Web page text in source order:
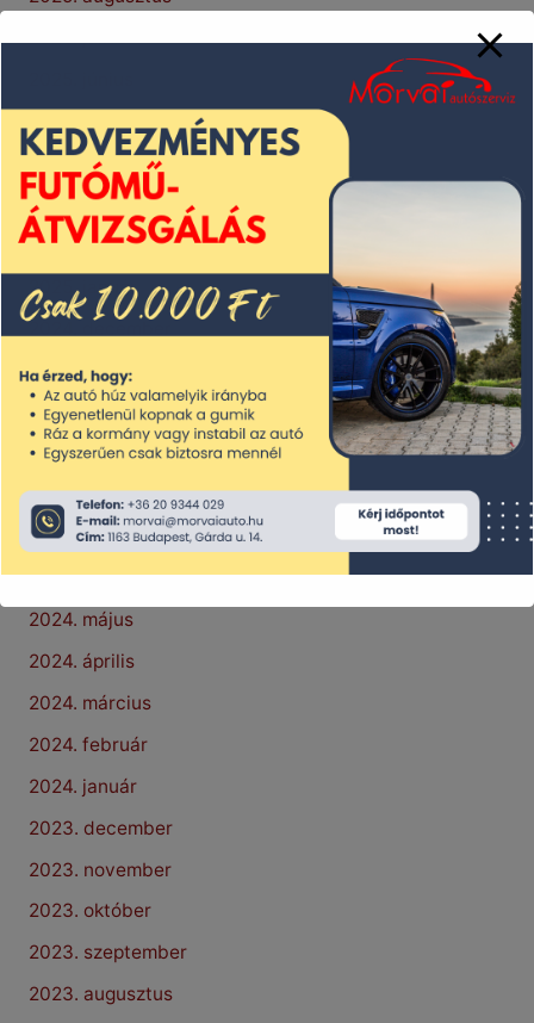
2025. július
2025. április
2025. március
2025. február
2025. január
2024. december
2024. november
2024. október
2024. szeptember
2024. augusztus
2024. július
2024. június
2024. május
2024. április
2024. március
2024. február
2024. január
2023. december
2023. november
2023. október
2023. szeptember
2023. augusztus